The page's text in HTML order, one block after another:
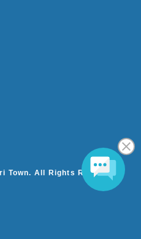
Town. All Rights Reserved.